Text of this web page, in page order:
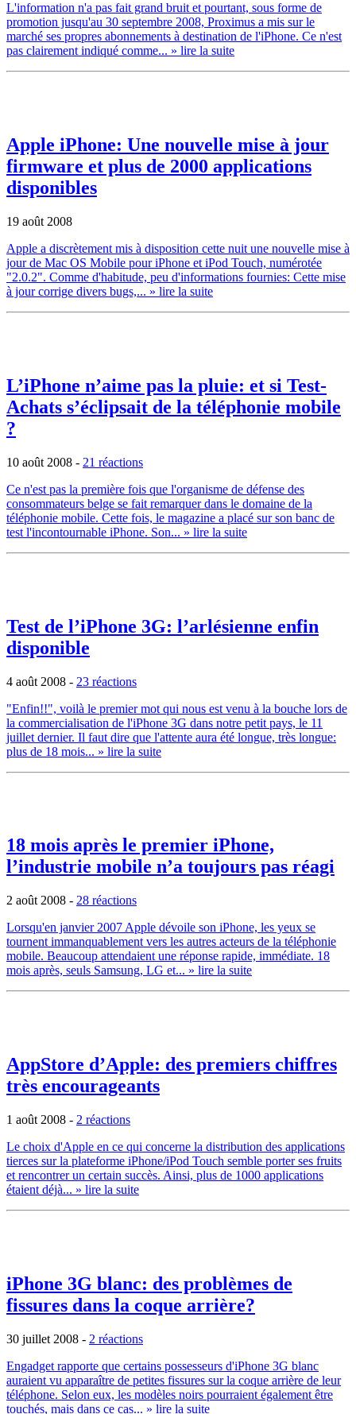
L'information n'a pas fait grand bruit et pourtant, sous forme de
promotion jusqu'au 30 septembre 2008, Proximus a mis sur le
marché ses propres abonnements à destination de l'iPhone. Ce n'est
pas clairement indiqué comme... » lire la suite
Apple iPhone: Une nouvelle mise à jour
firmware et plus de 2000 applications
disponibles
19 août 2008
Apple a discrètement mis à disposition cette nuit une nouvelle mise à
jour de Mac OS Mobile pour iPhone et iPod Touch, numérotée
"2.0.2". Comme d'habitude, peu d'informations fournies: Cette mise
à jour corrige divers bugs,... » lire la suite
L’iPhone n’aime pas la pluie: et si Test-
Achats s’éclipsait de la téléphonie mobile
?
10 août 2008 - 21 réactions
Ce n'est pas la première fois que l'organisme de défense des
consommateurs belge se fait remarquer dans le domaine de la
téléphonie mobile. Cette fois, le magazine a placé sur son banc de
test l'incontournable iPhone. Son... » lire la suite
Test de l’iPhone 3G: l’arlésienne enfin
disponible
4 août 2008 - 23 réactions
"Enfin!!", voilà le premier mot qui nous est venu à la bouche lors de
la commercialisation de l'iPhone 3G dans notre petit pays, le 11
juillet dernier. Il faut dire que l'attente aura été longue, très longue:
plus de 18 mois... » lire la suite
18 mois après le premier iPhone,
l’industrie mobile n’a toujours pas réagi
2 août 2008 - 28 réactions
Lorsqu'en janvier 2007 Apple dévoile son iPhone, les yeux se
tournent immanquablement vers les autres acteurs de la téléphonie
mobile. Beaucoup attendaient une réponse rapide, immédiate. 18
mois après, seuls Samsung, LG et... » lire la suite
AppStore d’Apple: des premiers chiffres
très encourageants
1 août 2008 - 2 réactions
Le choix d'Apple en ce qui concerne la distribution des applications
tierces sur la plateforme iPhone/iPod Touch semble porter ses fruits
et rencontrer un certain succès. Ainsi, plus de 1000 applications
étaient déjà... » lire la suite
iPhone 3G blanc: des problèmes de
fissures dans la coque arrière?
30 juillet 2008 - 2 réactions
Engadget rapporte que certains possesseurs d'iPhone 3G blanc
auraient vu apparaître de petites fissures sur la coque arrière de leur
téléphone. Selon eux, les modèles noirs pourraient également être
touchés, mais dans ce cas... » lire la suite